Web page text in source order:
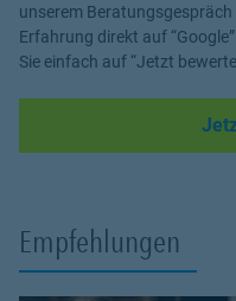
unserem
Erfahrung direkt auf
Sie einfach auf “Jetzt
Empfehlungen